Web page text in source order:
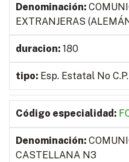
EXTRANJERAS
180
Esp. Estatal No C.P.
CASTELLANA N3